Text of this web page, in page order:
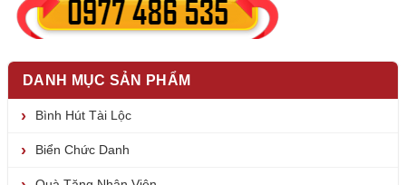
DANH MỤC SẢN PHẨM
Bình Hút Tài Lộc
Biển Chức Danh